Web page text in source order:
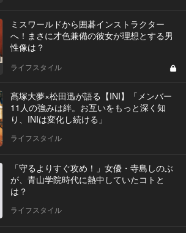
ミスワールドから囲碁インストラクター
へ！まさに才色兼備の彼女が理想とする男
性像は？
ライフスタイル
髙塚大夢×松田迅が語る【INI】「メンバー
11人の強みは絆。お互いをもっと深く知
り、INIは変化し続ける」
ライフスタイル
「守るよりすぐ攻め！」女優・寺島しのぶ
が、青山学院時代に熱中していたコトと
は？
ライフスタイル